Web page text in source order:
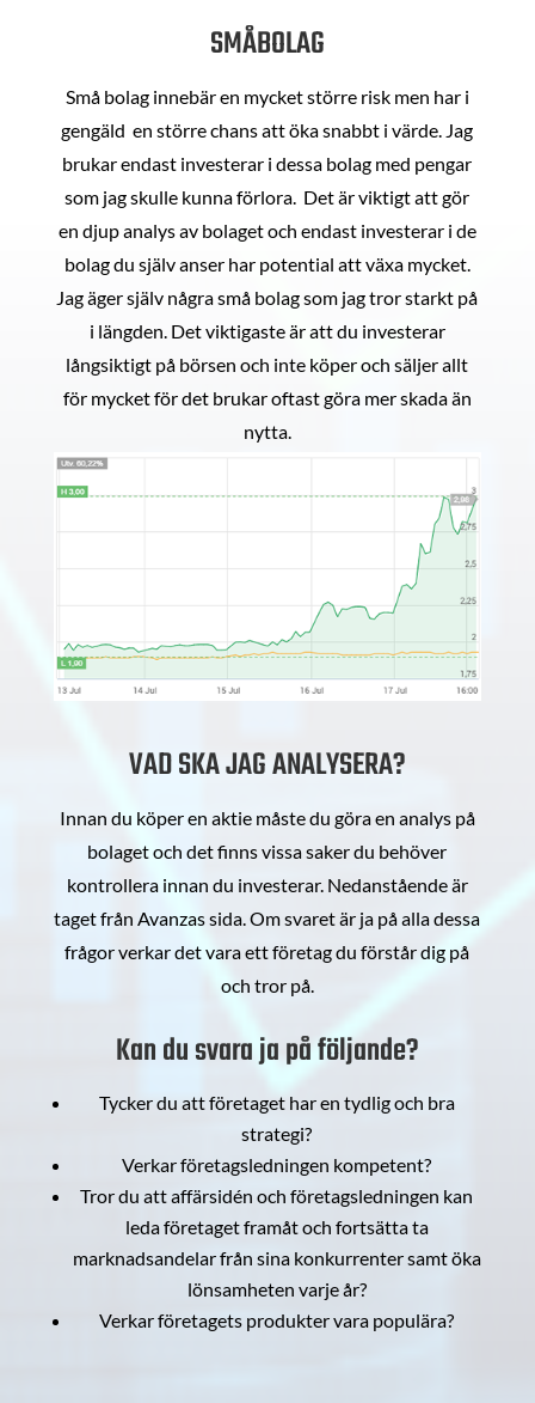
SMÅBOLAG
Små bolag innebär en mycket större risk men har i
gengäld en större chans att öka snabbt i värde. Jag
brukar endast investerar i dessa bolag med pengar
som jag skulle kunna förlora. Det är viktigt att gör
en djup analys av bolaget och endast investerar i de
bolag du själv anser har potential att växa mycket.
Jag äger själv några små bolag som jag tror starkt på
i längden. Det viktigaste är att du investerar
långsiktigt på börsen och inte köper och säljer allt
för mycket för det brukar oftast göra mer skada än
nytta.
VAD SKA JAG ANALYSERA?
Innan du köper en aktie måste du göra en analys på
bolaget och det finns vissa saker du behöver
kontrollera innan du investerar. Nedanstående är
taget från Avanzas sida. Om svaret är ja på alla dessa
frågor verkar det vara ett företag du förstår dig på
och tror på.
Kan du svara ja på följande?
Tycker du att företaget har en tydlig och bra
strategi?
Verkar företagsledningen kompetent?
Tror du att affärsidén och företagsledningen kan
leda företaget framåt och fortsätta ta
marknadsandelar från sina konkurrenter samt öka
lönsamheten varje år?
Verkar företagets produkter vara populära?